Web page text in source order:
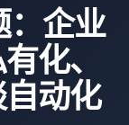
企业
化、
动化